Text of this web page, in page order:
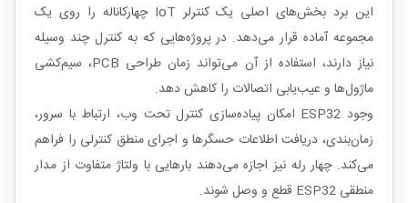
این برد بخش‌های اصلی یک کنترلر IoT چهارکاناله را روی یک
مجموعه آماده قرار می‌دهد. در پروژه‌هایی که به کنترل چند وسیله
نیاز دارند، استفاده از آن می‌تواند زمان طراحی PCB، سیم‌کشی
ماژول‌ها و عیب‌یابی اتصالات را کاهش دهد.
وجود ESP32 امکان پیاده‌سازی کنترل تحت وب، ارتباط با سرور،
زمان‌بندی، دریافت اطلاعات حسگرها و اجرای منطق کنترلی را فراهم
می‌کند. چهار رله نیز اجازه می‌دهند بارهایی با ولتاژ متفاوت از مدار
منطقی ESP32 قطع و وصل شوند.